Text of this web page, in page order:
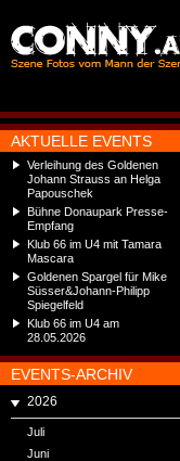
AKTUELLE EVENTS
Verleihung des Goldenen
Johann Strauss an Helga
Papouschek
Bühne Donaupark Presse-
Empfang
Klub 66 im U4 mit Tamara
Mascara
Goldenen Spargel für Mike
Süsser&Johann-Philipp
Spiegelfeld
Klub 66 im U4 am
28.05.2026
EVENTS-ARCHIV
2026
Juli
Juni